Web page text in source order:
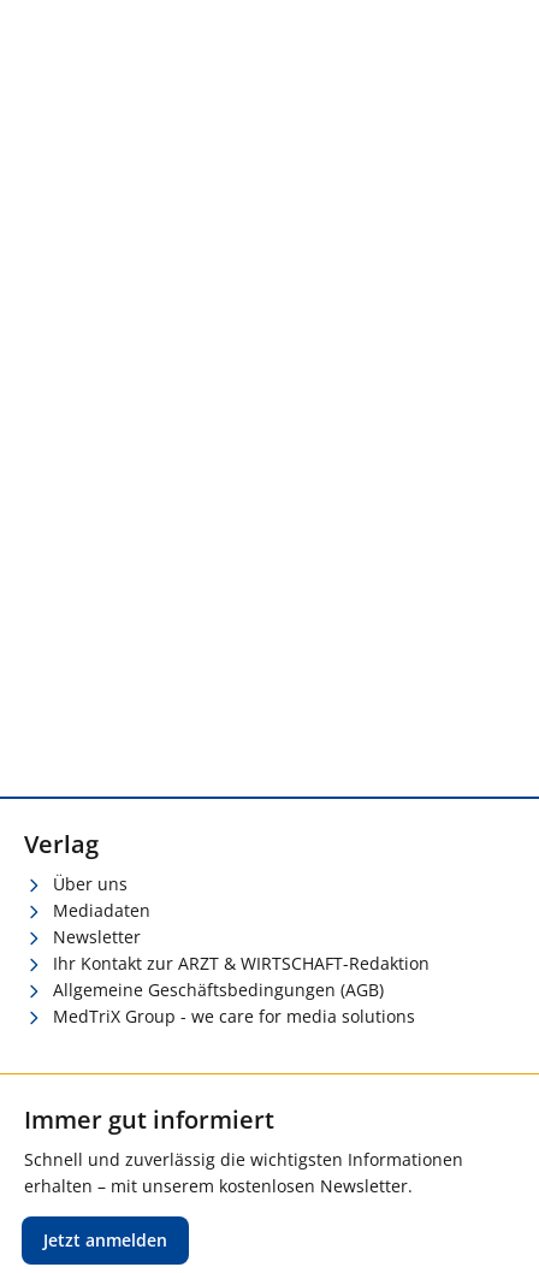
Verlag
Über uns
Mediadaten
Newsletter
Ihr Kontakt zur ARZT & WIRTSCHAFT-Redaktion
Allgemeine Geschäftsbedingungen (AGB)
MedTriX Group - we care for media solutions
Immer gut informiert
Schnell und zuverlässig die wichtigsten Informationen
erhalten – mit unserem kostenlosen Newsletter.
Jetzt anmelden